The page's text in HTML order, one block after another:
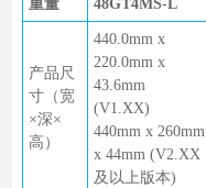
重量
48GT4MS-L
产品尺
寸（宽
×深×
高）
440.0mm x
220.0mm x
43.6mm
(V1.XX)
440mm x 260mm
x 44mm (V2.XX
及以上版本)